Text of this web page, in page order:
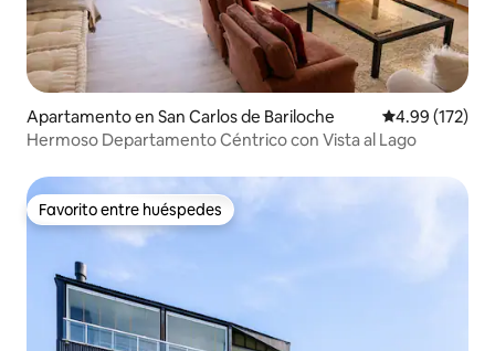
Apartamento en San Carlos de Bariloche Calificación
4.99 (172)
Hermoso Departamento Céntrico con Vista al Lago
Favorito entre huéspedes
Favorito entre huéspedes